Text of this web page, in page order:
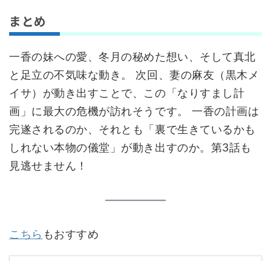
まとめ
一香の妹への愛、冬月の秘めた想い、そして真北
と足立の不気味な動き。 次回、妻の麻友（黒木メ
イサ）が動き出すことで、この「なりすまし計
画」に最大の危機が訪れそうです。 一香の計画は
完遂されるのか、それとも「裏で生きているかも
しれない本物の儀堂」が動き出すのか。第3話も
見逃せません！
こちら もおすすめ